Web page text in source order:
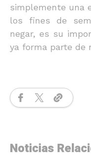
simplemente una
los fines de
negar, es su
ya forma parte de
Noticias